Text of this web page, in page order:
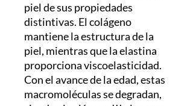
piel de sus propiedades
distintivas. El colágeno
mantiene la estructura de la
piel, mientras que la elastina
proporciona viscoelasticidad.
Con el avance de la edad, estas
macromoléculas se degradan,